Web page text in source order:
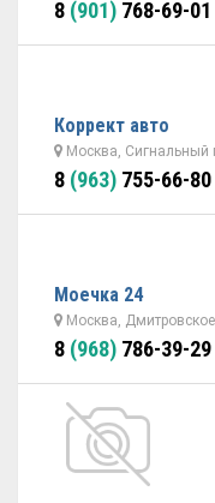
8 (901) 768-69-01
Коррект авто
Москва, Сигнальный
8 (963) 755-66-80
Моечка 24
Москва,
8 (968) 786-39-29